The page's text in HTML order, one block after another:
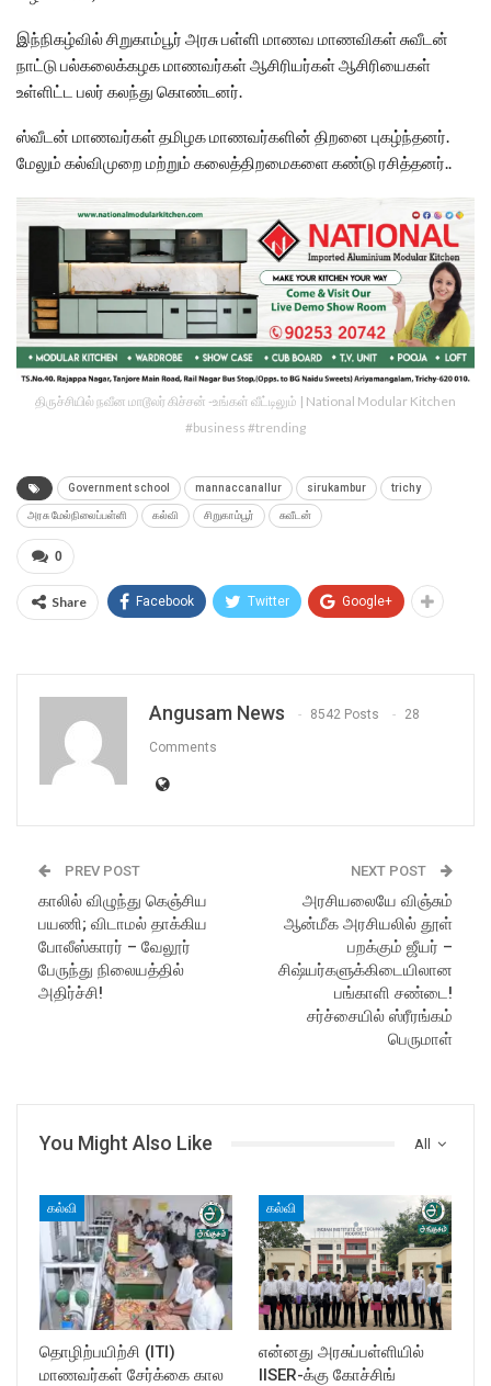
இந்நிகழ்வில் சிறுகாம்பூர் அரசு பள்ளி மாணவ மாணவிகள் சுவீடன்
நாட்டு பல்கலைக்கழக மாணவர்கள் ஆசிரியர்கள் ஆசிரியைகள்
உள்ளிட்ட பலர் கலந்து கொண்டனர்.
ஸ்வீடன் மாணவர்கள் தமிழக மாணவர்களின் திறனை புகழ்ந்தனர்.
மேலும் கல்விமுறை மற்றும் கலைத்திறமைகளை கண்டு ரசித்தனர்..
திருச்சியில் நவீன மாடூலர் கிச்சன் -உங்கள் வீட்டிலும் | National Modular Kitchen
#business #trending
Government school mannaccanallur sirukambur trichy
அரசு மேல்நிலைப்பள்ளி கல்வி சிறுகாம்பூர் சுவீடன்
0
Share Facebook Twitter Google+
Angusam News 8542 Posts 28
Comments
PREV POST
காலில் விழுந்து கெஞ்சிய
பயணி; விடாமல் தாக்கிய
போலீஸ்காரர் – வேலூர்
பேருந்து நிலையத்தில்
அதிர்ச்சி!
NEXT POST
அரசியலையே விஞ்சும்
ஆன்மீக அரசியலில் தூள்
பறக்கும் ஜீயர் –
சிஷ்யர்களுக்கிடையிலான
பங்காளி சண்டை!
சர்ச்சையில் ஸ்ரீரங்கம்
பெருமாள்
All
You Might Also Like
கல்வி
தொழிற்பயிற்சி (ITI)
மாணவர்கள் சேர்க்கை கால
கல்வி
என்னது அரசுப்பள்ளியில்
IISER-க்கு கோச்சிங்